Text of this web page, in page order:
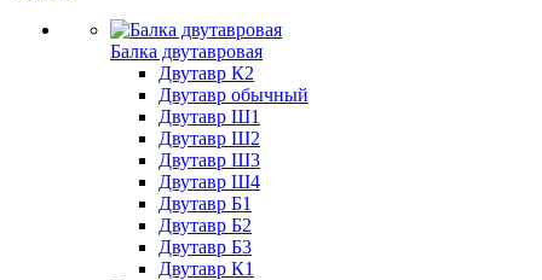
Балка двутавровая
Двутавр К2
Двутавр обычный
Двутавр Ш1
Двутавр Ш2
Двутавр Ш3
Двутавр Ш4
Двутавр Б1
Двутавр Б2
Двутавр Б3
Двутавр К1